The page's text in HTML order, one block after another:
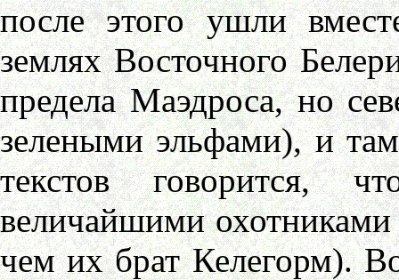
после этого ушли
землях Восточного
предела Маэдроса, но
зелеными эльфами), и
текстов говорится,
величайшими
чем их брат Келегорм).